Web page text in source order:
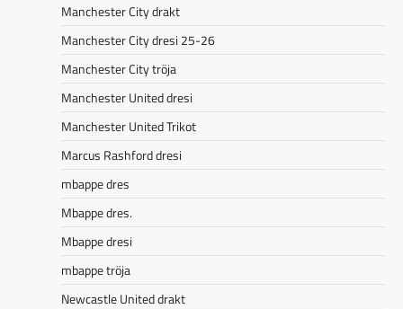
Manchester City drakt
Manchester City dresi 25-26
Manchester City tröja
Manchester United dresi
Manchester United Trikot
Marcus Rashford dresi
mbappe dres
Mbappe dres.
Mbappe dresi
mbappe tröja
Newcastle United drakt